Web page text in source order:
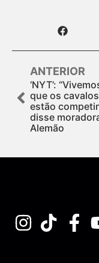
ANTERIOR
‘NYT’:
que os
estão
disse
Alemão